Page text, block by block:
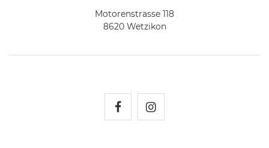
Motorenstrasse 118
8620 Wetzikon